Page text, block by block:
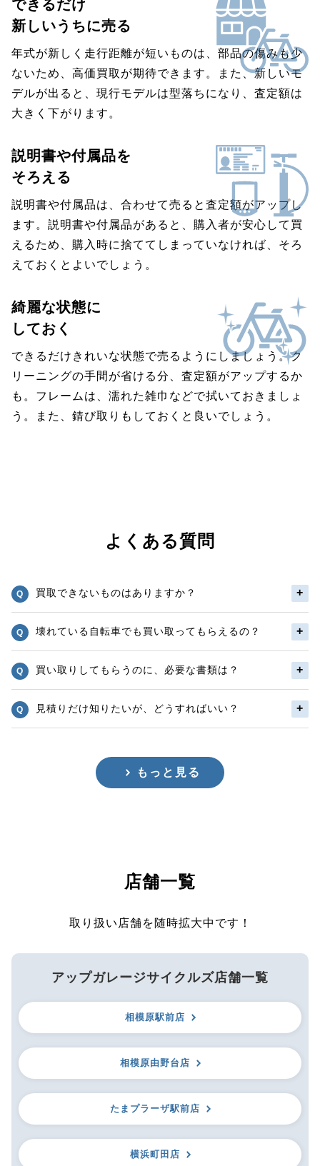
できるだけ
新しいうちに売る
年式が新しく走行距離が短いものは、部品の傷みも少
ないため、高価買取が期待できます。また、新しいモ
デルが出ると、現行モデルは型落ちになり、査定額は
大きく下がります。
説明書や付属品を
そろえる
説明書や付属品は、合わせて売ると査定額がアップし
ます。説明書や付属品があると、購入者が安心して買
えるため、購入時に捨ててしまっていなければ、そろ
えておくとよいでしょう。
綺麗な状態に
しておく
できるだけきれいな状態で売るようにしましょう。ク
リーニングの手間が省ける分、査定額がアップするか
も。フレームは、濡れた雑巾などで拭いておきましょ
う。また、錆び取りもしておくと良いでしょう。
よくある質問
買取できないものはありますか？
壊れている自転車でも買い取ってもらえるの？
買い取りしてもらうのに、必要な書類は？
見積りだけ知りたいが、どうすればいい？
もっと見る
店舗一覧
取り扱い店舗を随時拡大中です！
アップガレージサイクルズ店舗一覧
相模原駅前店
相模原由野台店
たまプラーザ駅前店
横浜町田店